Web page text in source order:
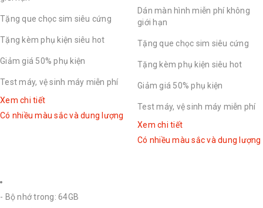
Tặng que chọc sim siêu cứng
Tặng kèm phụ kiện siêu hot
Giảm giá 50% phụ kiện
Test máy, vệ sinh máy miễn phí
Xem chi tiết
Có nhiều màu sắc và dung lượng
Dán màn hình miễn phí không
giới hạn
Tặng que chọc sim siêu cứng
Tặng kèm phụ kiện siêu hot
Giảm giá 50% phụ kiện
Test máy, vệ sinh máy miễn phí
Xem chi tiết
Có nhiều màu sắc và dung lượng
- Bộ nhớ trong: 64GB